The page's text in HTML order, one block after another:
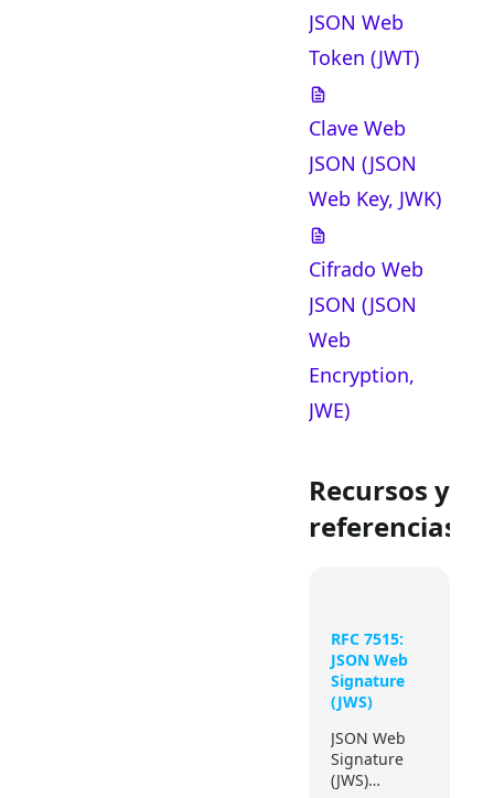
JSON Web
Token (JWT)
Clave Web
JSON (JSON
Web Key, JWK)
Cifrado Web
JSON (JSON
Web
Encryption,
JWE)
Recursos y
referencias
RFC 7515:
JSON Web
Signature
(JWS)
JSON Web
Signature
(JWS)